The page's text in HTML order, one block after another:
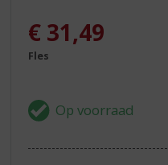
€ 31,49
Fles